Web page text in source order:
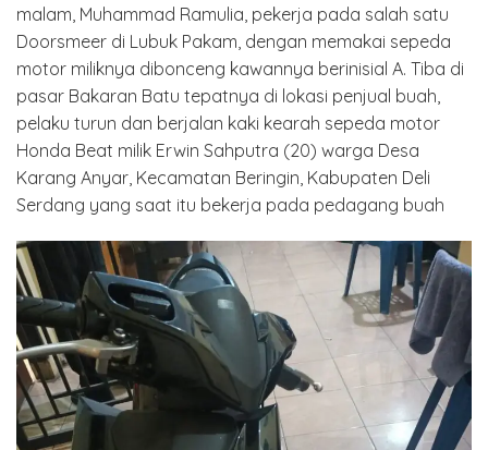
malam, Muhammad Ramulia, pekerja pada salah satu
Doorsmeer di Lubuk Pakam, dengan memakai sepeda
motor miliknya dibonceng kawannya berinisial A. Tiba di
pasar Bakaran Batu tepatnya di lokasi penjual buah,
pelaku turun dan berjalan kaki kearah sepeda motor
Honda Beat milik Erwin Sahputra (20) warga Desa
Karang Anyar, Kecamatan Beringin, Kabupaten Deli
Serdang yang saat itu bekerja pada pedagang buah